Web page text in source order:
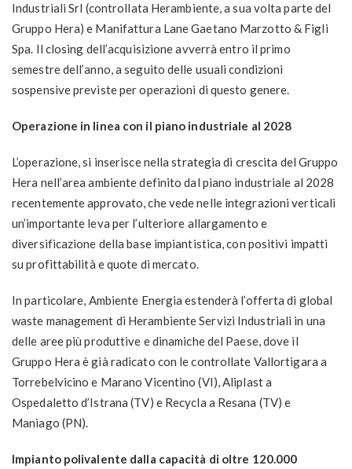
Industriali Srl (controllata Herambiente, a sua volta parte del
Gruppo Hera) e Manifattura Lane Gaetano Marzotto & Figli
Spa. Il closing dell’acquisizione avverrà entro il primo
semestre dell’anno, a seguito delle usuali condizioni
sospensive previste per operazioni di questo genere.
Operazione in linea con il piano industriale al 2028
L’operazione, si inserisce nella strategia di crescita del Gruppo
Hera nell’area ambiente definito dal piano industriale al 2028
recentemente approvato, che vede nelle integrazioni verticali
un’importante leva per l’ulteriore allargamento e
diversificazione della base impiantistica, con positivi impatti
su profittabilità e quote di mercato.
In particolare, Ambiente Energia estenderà l’offerta di global
waste management di Herambiente Servizi Industriali in una
delle aree più produttive e dinamiche del Paese, dove il
Gruppo Hera è già radicato con le controllate Vallortigara a
Torrebelvicino e Marano Vicentino (VI), Aliplast a
Ospedaletto d’Istrana (TV) e Recycla a Resana (TV) e
Maniago (PN).
Impianto polivalente dalla capacità di oltre 120.000